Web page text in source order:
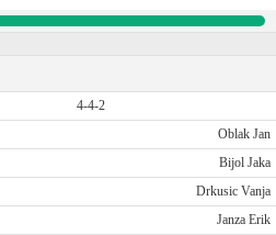
4-4-2
Oblak Jan
Bijol Jaka
Drkusic Vanja
Janza Erik